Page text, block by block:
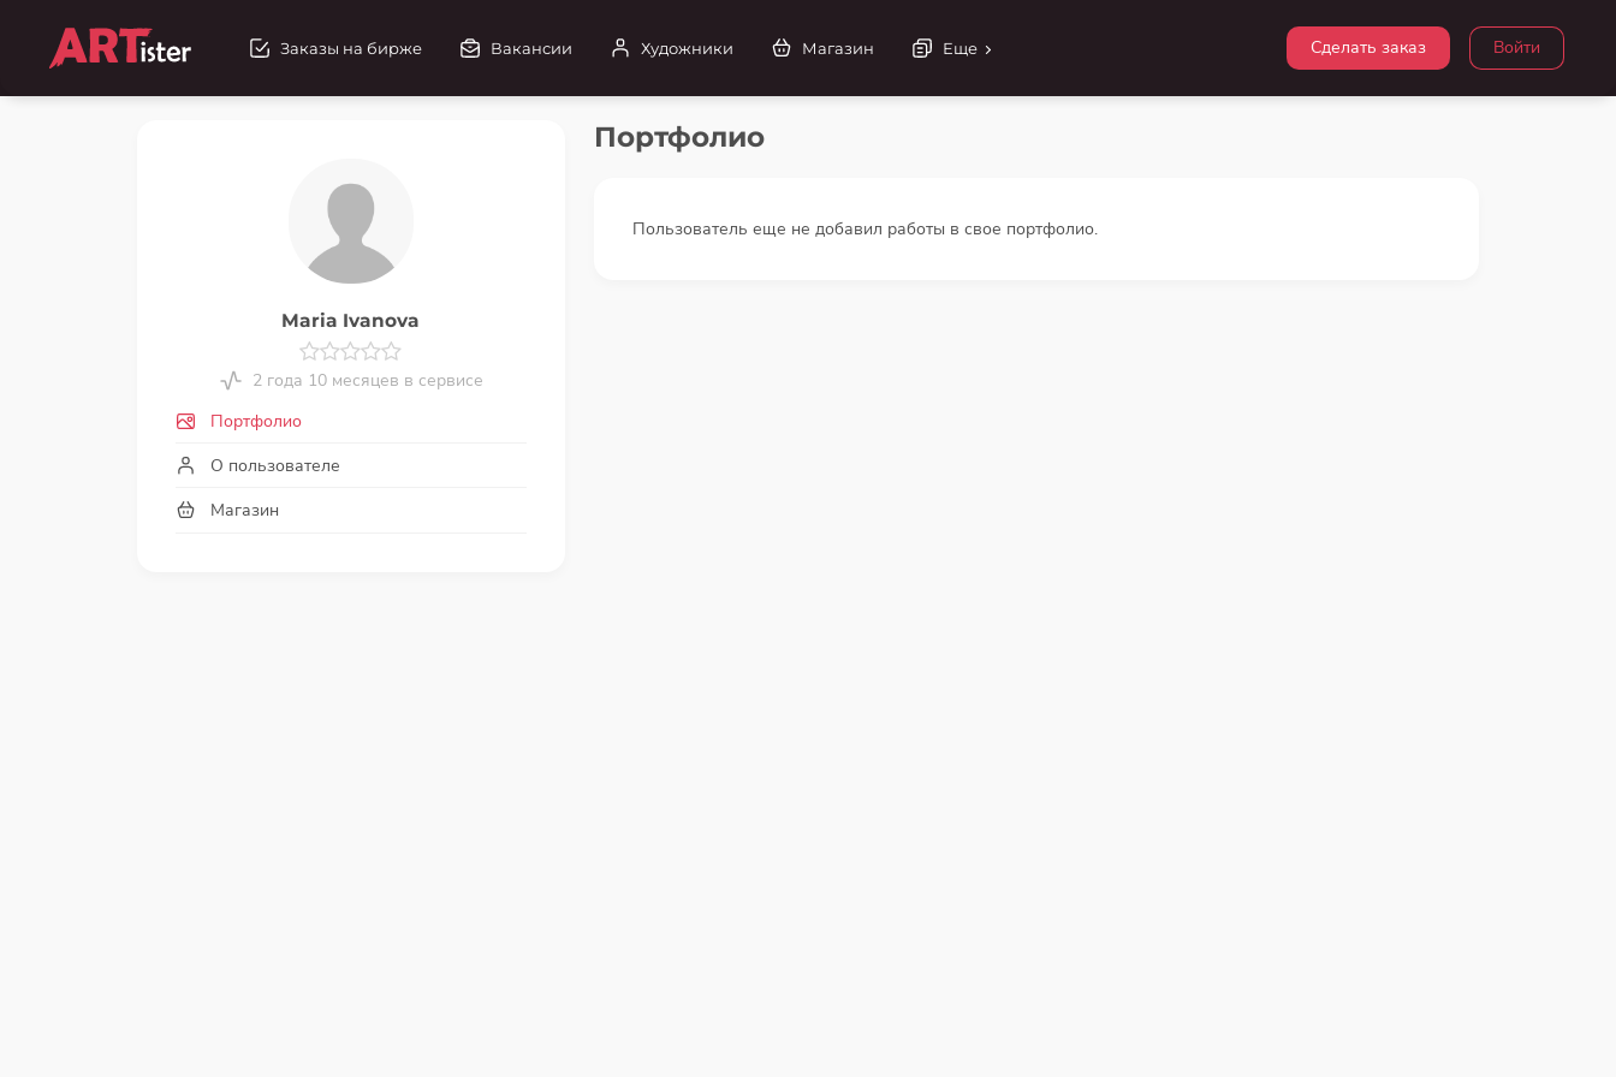
Войти
Сделать заказ
Заказы на бирже Вакансии Художники Магазин Еще
Maria Ivanova
2 года 10 месяцев в сервисе
Портфолио
О пользователе
Магазин
Портфолио
Пользователь еще не добавил работы в свое портфолио.